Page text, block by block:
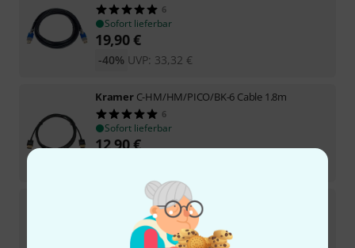
6
Sofort lieferbar
19,90€
UVP: 33,32 €
-40%
Kramer C-HM/HM/PICO/BK-6 Cable 1.8m
6
Sofort lieferbar
12,90€
C-HM/HM/Pro-35 Cable 10.7m
1
Sofort lieferbar